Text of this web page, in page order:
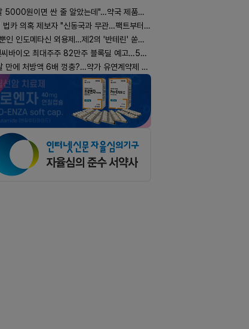
원이면 싼 줄 알았는데"…약국 제품과 비교해보니
카 의혹 제보자 "신동국과 무관…팩트부터 따져야"
인 인도메타신 외용제…제2의 '반테린' 쏟아지나
바이오 최대주주 82만주 블록딜 예고…500억 규모
만에 처방액 6배 껑충?…약가 유연계약제 착시효과